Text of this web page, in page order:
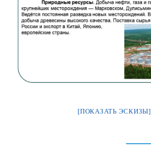
[ПОКАЗАТЬ ЭСКИЗЫ]